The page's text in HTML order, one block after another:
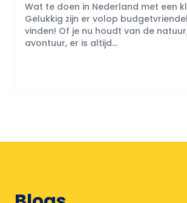
Wat te doen in Nederland met een
Gelukkig zijn er volop
vinden! Of je nu houdt van de
avontuur, er is altijd...